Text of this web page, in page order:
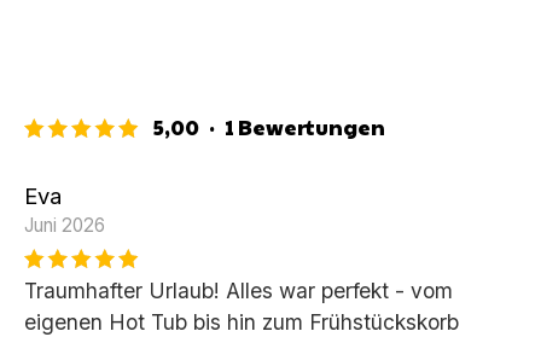
5,00 · 1 Bewertungen
Eva
Juni 2026
Traumhafter Urlaub! Alles war perfekt - vom
eigenen Hot Tub bis hin zum Frühstückskorb